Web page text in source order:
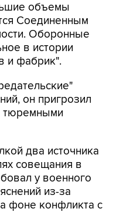
объемы
Соединенным
Оборонные
в истории
и фабрик".
он пригрозил
тюремными
два источника
совещания в
у военного
из-за
фоне конфликта с